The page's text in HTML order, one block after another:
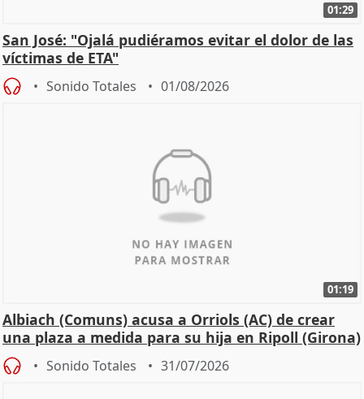
01:29
San José: "Ojalá pudiéramos evitar el dolor de las
víctimas de ETA"
Sonido Totales 01/08/2026
01:19
Albiach (Comuns) acusa a Orriols (AC) de crear
una plaza a medida para su hija en Ripoll (Girona)
Sonido Totales 31/07/2026